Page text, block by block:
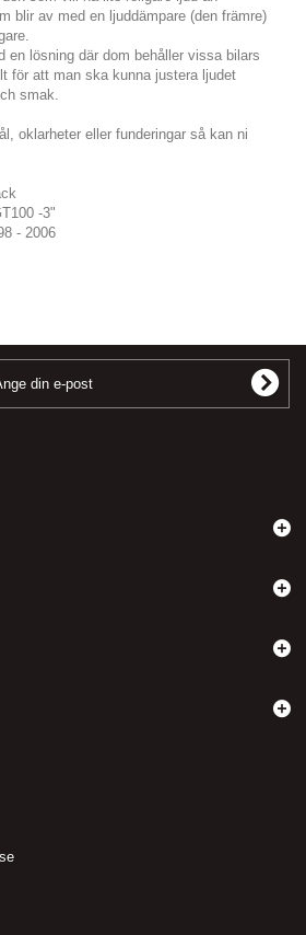
blir av med en ljuddämpare (den främre)
en lösning där dom behåller vissa bilars
för att man ska kunna justera ljudet
smak.
oklarheter eller funderingar så kan ni
-3"
- 2006